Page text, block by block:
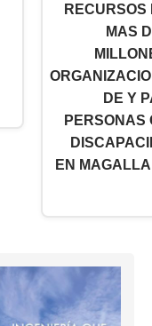
RECURSOS
MAS
DE Y
PERSONAS
EN